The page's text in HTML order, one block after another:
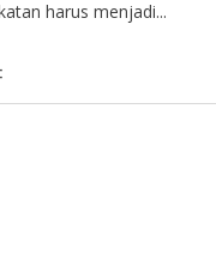
harus menjadi...